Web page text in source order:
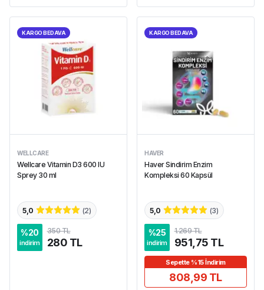
KARGO BEDAVA
WELLCARE
Wellcare Vitamin D3 600 IU
Sprey 30 ml
5,0 (2)
%20
indirim
350 TL
280 TL
KARGO BEDAVA
HAVER
Haver Sindirim Enzim
Kompleksi 60 Kapsül
5,0 (3)
%25
indirim
1.269 TL
951,75 TL
Sepette %15 İndirim
808,99 TL